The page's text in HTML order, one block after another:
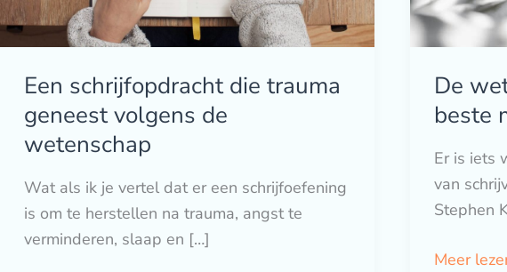
Een schrijfopdracht die trauma
geneest volgens de
wetenschap
Wat als ik je vertel dat er een schrijfoefening
is om te herstellen na trauma, angst te
verminderen, slaap en […]
De
beste
Er is iets
van
Stephen
schrijven
Meer